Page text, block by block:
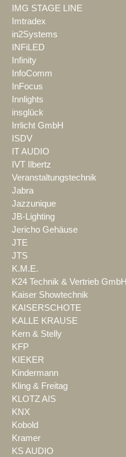
IMG STAGE LINE
Imtradex
in2Systems
INFiLED
Infinity
InfoComm
InFocus
Innlights
insglück
Irrlicht GmbH
ISDV
IT AUDIO
IVT Ilbertz
Veranstaltungstechnik
Jabra
Jazzunique
JB-Lighting
Jericho Gehäuse
JTE
JTS
K.M.E.
K24 Technik & Vertrieb GmbH
Kaiser Showtechnik
KAISERSCHOTE
KALLE KRAUSE
Kern & Stelly
KFP
KIEKER
Kindermann
Kling & Freitag
KLOTZ AIS
KNX
Kobold
Kramer
KS AUDIO